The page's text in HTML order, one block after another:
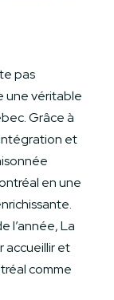
pas
une véritable
Grâce à
et
en une
l’année, La
accueillir et
comme